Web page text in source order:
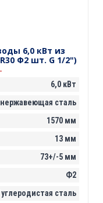
6,0 кВт из
Ф2 шт. G 1/2")
6,0 кВт
нержавеющая сталь
1570 мм
13 мм
73+/-5 мм
Ф2
сталь